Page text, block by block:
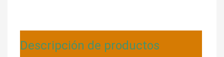
Descripción de productos